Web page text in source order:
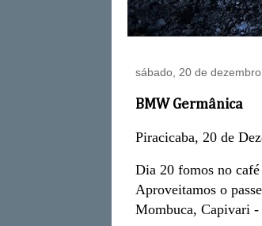
sábado, 20 de
BMW Germânica
Piracicaba, 20 de
Dia 20 fomos no
Aproveitamos o
Mombuca, Capivari